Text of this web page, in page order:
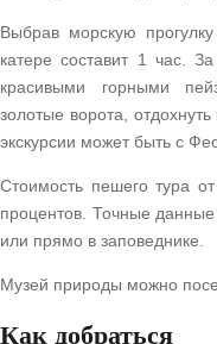
Выбрав морскую
катере составит 1 час.
красивыми горными
золотые ворота,
экскурсии может быть с
Стоимость пешего тура
процентов. Точные
или прямо в заповеднике.
Музей природы можно
Как добраться